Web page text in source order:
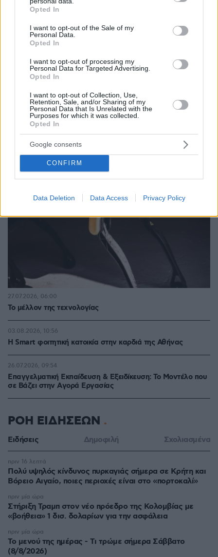
grant or deny consent to Google and its third-party tags to
use your data for below specified purposes in below Google
consent section.
Opted In
I want to opt-out of the Sale of my
Personal Data.
Opted In
I want to opt-out of processing my
Personal Data for Targeted Advertising.
Opted In
I want to opt-out of Collection, Use,
Retention, Sale, and/or Sharing of my
Personal Data that Is Unrelated with the
Purposes for which it was collected.
Opted In
Google consents
CONFIRM
Data Deletion Data Access Privacy Policy
Thema Insights
Το μέλλον της τεχνολογίας
27.07.2026, 06:00
Η Smart φοιτητική κατοικία στην καρδιά της Αθήνας
03.08.2026, 10:56
Επαγγελματική Εκπαίδευση & Εξειδίκευση: Το Mοντέλο που
σε Bάζει στην Aγορά Eργασίας
26.07.2026, 09:54
και τον Κόσμο, τη στιγμή που συμβαίνουν, στο
Protothema.gr
ΡΟΗ ΕΙΔΗΣΕΩΝ
Ειδήσεις Δημοφιλή Σχολιασμένα
Πολύ υψηλός κίνδυνος πυρκαγιάς σήμερα σε Κρήτη και
Βόρειο Αιγαίο, ποιες περιοχές είναι στο «πορτοκαλί»
πριν 16 λεπτά
Στήριξη Τραμπ στον νέο πρόεδρο της Κολομβίας με
«βοήθεια» 1 δισ. δολαρίων για την ασφάλεια
πριν μία ώρα
Το μενού της ημέρας - Τι τρώμε σήμερα Σάββατο
(8/8/2026)
πριν μία ώρα